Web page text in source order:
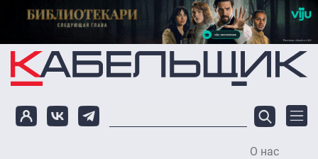
Перейти к основному содержанию
О нас